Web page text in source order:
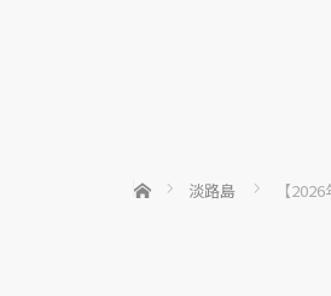
ホーム 淡路島 【